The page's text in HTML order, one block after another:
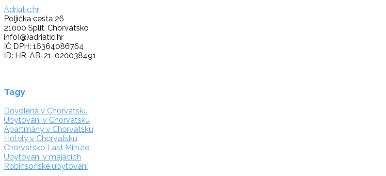
Adriatic.hr
Poljička cesta 26
21000 Split, Chorvátsko
info(@)adriatic.hr
IČ DPH: 16364086764
ID: HR-AB-21-020038491
Tagy
Dovolená v Chorvatsku
Ubytování v Chorvatsku
Apartmány v Chorvatsku
Hotely v Chorvatsku
Chorvatsko Last Minute
Ubytování v majácích
Robinsonské ubytování